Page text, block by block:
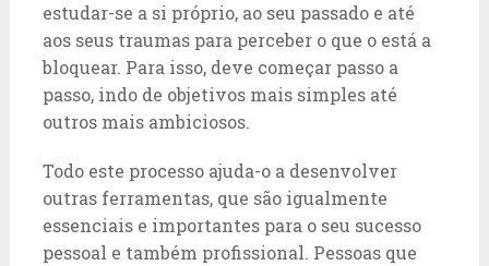
estudar-se a si próprio, ao seu passado e até
aos seus traumas para perceber o que o está a
bloquear. Para isso, deve começar passo a
passo, indo de objetivos mais simples até
outros mais ambiciosos.
Todo este processo ajuda-o a desenvolver
outras ferramentas, que são igualmente
essenciais e importantes para o seu sucesso
pessoal e também profissional. Pessoas que